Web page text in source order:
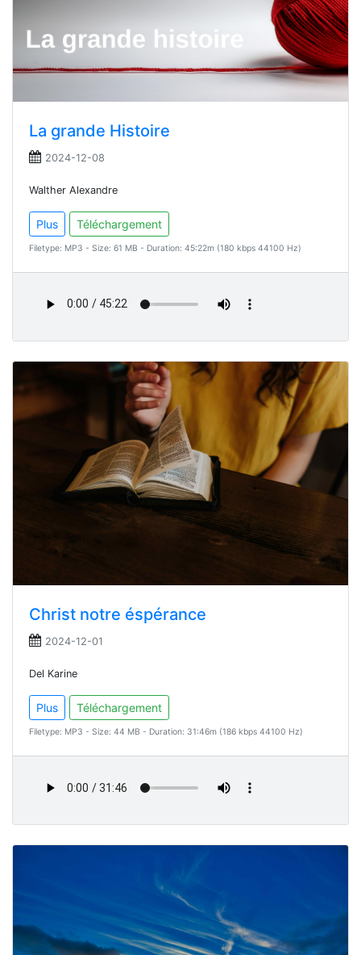
La grande Histoire
2024-12-08
Walther Alexandre
Plus Téléchargement
Filetype: MP3 - Size: 61 MB - Duration: 45:22m (180 kbps 44100 Hz)
Christ notre éspérance
2024-12-01
Del Karine
Plus Téléchargement
Filetype: MP3 - Size: 44 MB - Duration: 31:46m (186 kbps 44100 Hz)